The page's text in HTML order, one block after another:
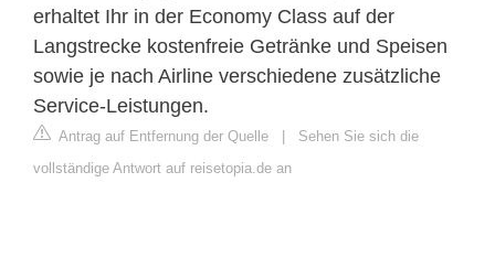
erhaltet Ihr in der Economy Class auf der
Langstrecke kostenfreie Getränke und Speisen
sowie je nach Airline verschiedene zusätzliche
Service-Leistungen.
Antrag auf Entfernung der Quelle
Sehen Sie sich die
vollständige Antwort auf reisetopia.de an